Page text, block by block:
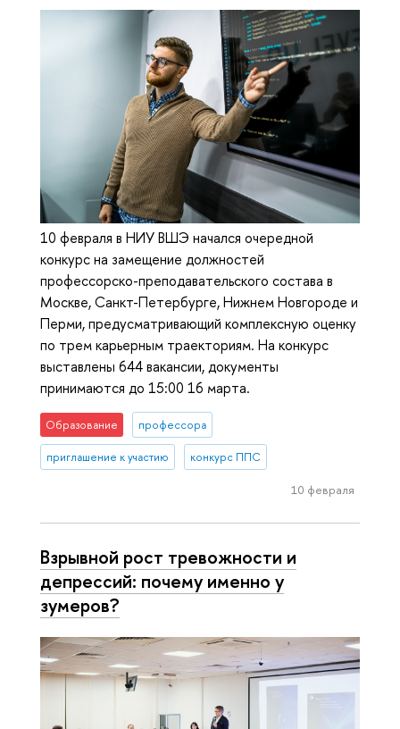
10 февраля в НИУ ВШЭ начался очередной
конкурс на замещение должностей
профессорско-преподавательского состава в
Москве, Санкт-Петербурге, Нижнем Новгороде и
Перми, предусматривающий комплексную оценку
по трем карьерным траекториям. На конкурс
выставлены 644 вакансии, документы
принимаются до 15:00 16 марта.
Образование профессора
приглашение к участию конкурс ППС
10 февраля
Взрывной рост тревожности и
депрессий: почему именно у
зумеров?